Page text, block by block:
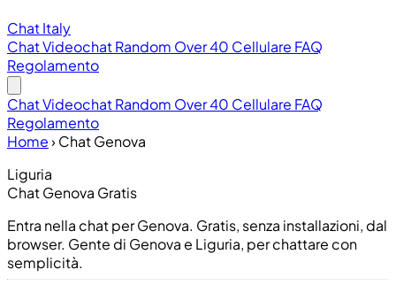
Chat Italy
ChatVideochatRandom Over 40 Cellulare FAQ
Regolamento
ChatVideochatRandom Over 40 Cellulare FAQ
Regolamento
Home›Chat Genova
Liguria
Chat Genova Gratis
Entra nella chat per Genova. Gratis, senza installazioni, dal
browser. Gente di Genova e Liguria, per chattare con
semplicità.